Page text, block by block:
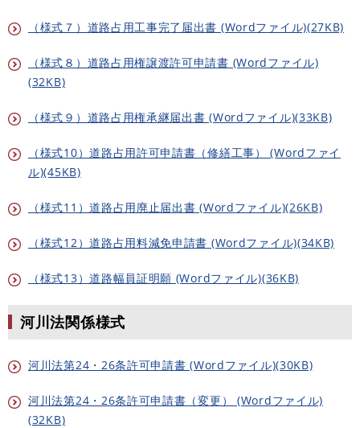
（様式７）道路占用工事完了届出書 (Wordファイル)(27KB)
（様式８）道路占用権譲渡許可申請書 (Wordファイル)
(32KB)
（様式９）道路占用権承継届出書 (Wordファイル)(33KB)
（様式10）道路占用許可申請書（修繕工事） (Wordファイ
ル)(45KB)
（様式11）道路占用廃止届出書 (Wordファイル)(26KB)
（様式12）道路占用料減免申請書 (Wordファイル)(34KB)
（様式13）道路幅員証明願 (Wordファイル)(36KB)
河川法関係様式
河川法第24・26条許可申請書 (Wordファイル)(30KB)
河川法第24・26条許可申請書（変更） (Wordファイル)
(32KB)